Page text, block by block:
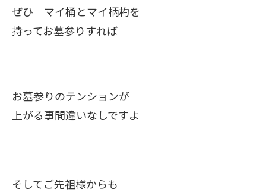
ぜひ マイ桶とマイ柄杓を
持ってお墓参りすれば
お墓参りのテンションが
上がる事間違いなしですよ
そしてご先祖様からも